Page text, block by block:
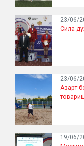
23/06/
Сила
23/06/
Азарт
19/06/